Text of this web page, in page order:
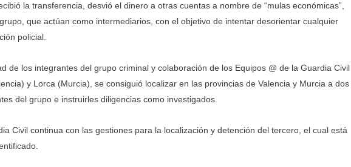
la transferencia, desvió el dinero a otras cuentas a nombre de “mulas económicas”,
que actúan como intermediarios, con el objetivo de intentar desorientar cualquier
policial.
de los integrantes del grupo criminal y colaboración de los Equipos @ de la Guardia Civil
y Lorca (Murcia), se consiguió localizar en las provincias de Valencia y Murcia a dos
del grupo e instruirles diligencias como investigados.
Civil continua con las gestiones para la localización y detención del tercero, el cual está